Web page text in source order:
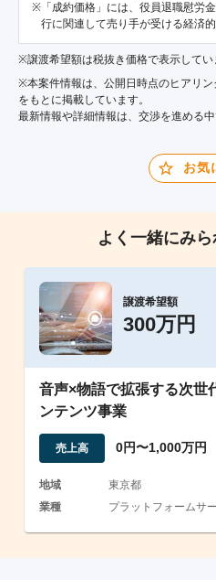
「成約価格」には、役員退職慰労
行に関連して売り手が受ける経済
※譲渡希望額は税抜き価格で表示してい
※本案件情報は、公開日時点のヒアリ
をもとに掲載しています。
最新情報や詳細情報は、交渉を進める
お気
よく一緒にみ
譲渡希望額
300万円
音声×物語で拡張する次世
ンテンツ事業
売上高 0円〜1,000万円
地域
東京都
業種
プラットフォームサ